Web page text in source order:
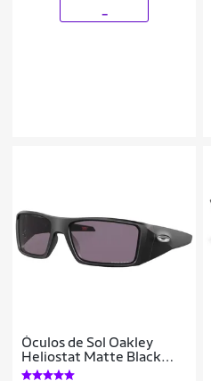
Óculos de Sol Oakley
Heliostat Matte Black
Prizm Grey